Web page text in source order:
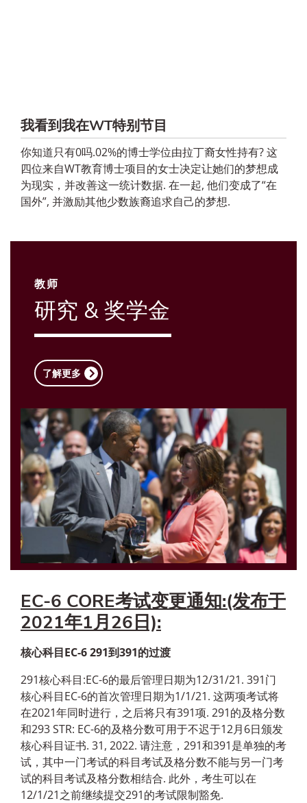
我看到我在WT特别节目
你知道只有0吗.02%的博士学位由拉丁裔女性持有? 这
四位来自WT教育博士项目的女士决定让她们的梦想成
为现实，并改善这一统计数据. 在一起, 他们变成了“在
国外”, 并激励其他少数族裔追求自己的梦想.
教师
研究 & 奖学金
了解更多
EC-6 CORE考试变更通知:(发布于
2021年1月26日):
核心科目EC-6 291到391的过渡
291核心科目:EC-6的最后管理日期为12/31/21. 391门
核心科目EC-6的首次管理日期为1/1/21. 这两项考试将
在2021年同时进行，之后将只有391项. 291的及格分数
和293 STR: EC-6的及格分数可用于不迟于12月6日颁发
核心科目证书. 31, 2022. 请注意，291和391是单独的考
试，其中一门考试的科目考试及格分数不能与另一门考
试的科目考试及格分数相结合. 此外，考生可以在
12/1/21之前继续提交291的考试限制豁免.